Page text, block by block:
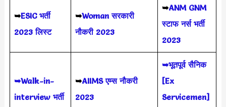
➥ESIC भर्ती
2023 लिस्ट
➥Woman सरकारी
नौकरी 2023
➥ANM GNM
स्टाफ नर्स भर्ती
2023
➥Walk-in-
interview भर्ती
➥AIIMS एम्स नौकरी
2023
➥भूतपूर्व सैनिक
[Ex
Servicemen]